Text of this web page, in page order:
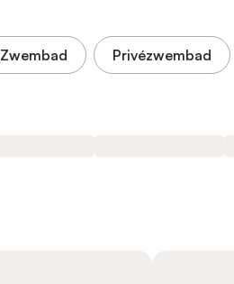
Zwembad Privézwembad